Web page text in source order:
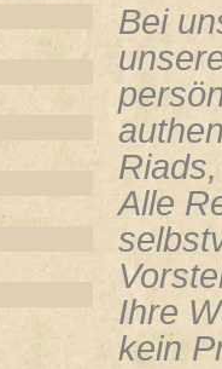
Bei
Alle
Ihre
kein